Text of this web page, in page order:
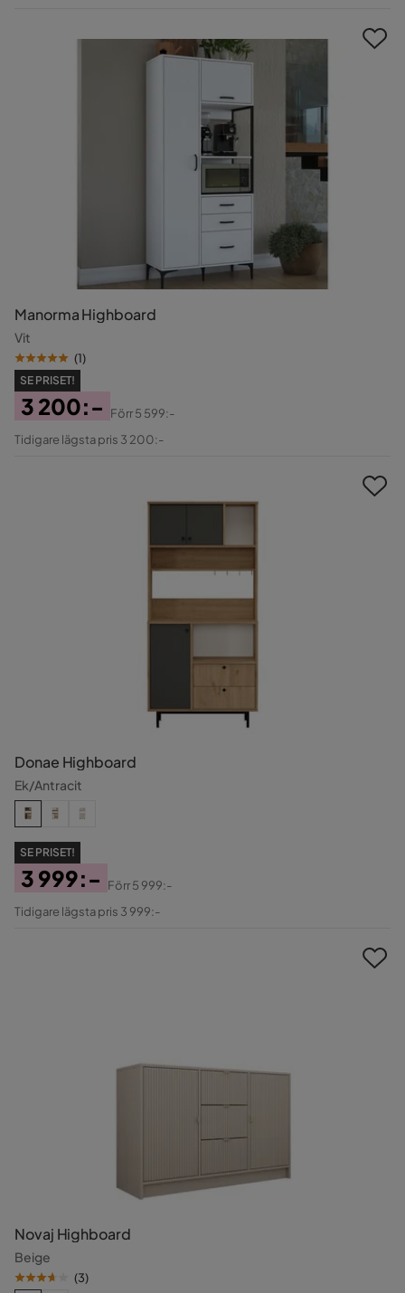
Manorma Highboard
Vit
(1)
SE PRISET!
Pris
3 200:-
Original
Förr5 599:-
Tidigare lägsta pris 3 200:-
Donae Highboard
Ek/Antracit
SE PRISET!
Pris
3 999:-
Original
Förr5 999:-
Tidigare lägsta pris 3 999:-
Novaj Highboard
Beige
(3)